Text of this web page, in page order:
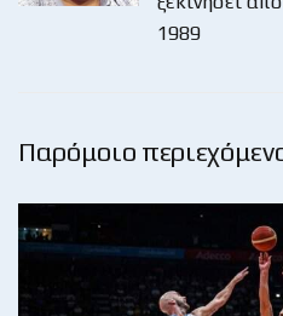
1989
Παρόμοιο